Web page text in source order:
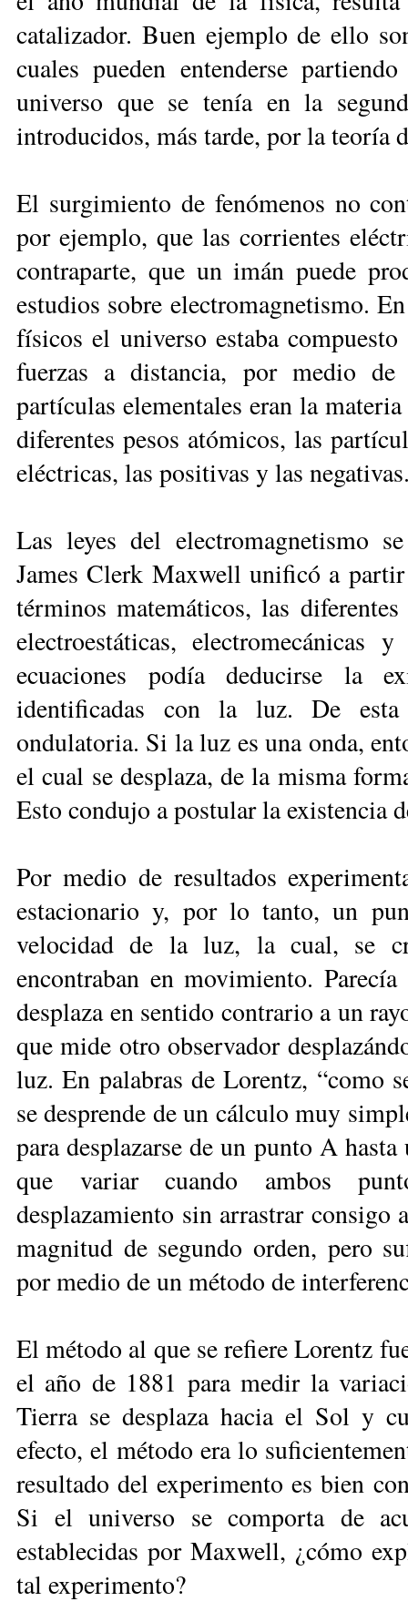
catalizador. Buen ejemplo de ello
cuales pueden entenderse
universo que se tenía en la
introducidos, más tarde, por la teoría
El surgimiento de fenómenos no
por ejemplo, que las corrientes
contraparte, que un imán puede
estudios sobre electromagnetismo.
físicos el universo estaba
fuerzas a distancia, por medio
partículas elementales eran la
diferentes pesos atómicos, las
eléctricas, las positivas y las
Las leyes del electromagnetismo
James Clerk Maxwell unificó a partir
términos matemáticos, las
electroestáticas, electromecánicas
ecuaciones podía deducirse la
identificadas con la luz. De esta
ondulatoria. Si la luz es una onda,
el cual se desplaza, de la misma
Esto condujo a postular la existencia
Por medio de resultados
estacionario y, por lo tanto, un
velocidad de la luz, la cual, se
encontraban en movimiento.
desplaza en sentido contrario a un
que mide otro observador
luz. En palabras de Lorentz, “como
se desprende de un cálculo muy
para desplazarse de un punto A
que variar cuando ambos
desplazamiento sin arrastrar consigo
magnitud de segundo orden, pero
por medio de un método de
El método al que se refiere Lorentz
el año de 1881 para medir la
Tierra se desplaza hacia el Sol y
efecto, el método era lo
resultado del experimento es bien
Si el universo se comporta de
establecidas por Maxwell, ¿cómo
tal experimento?